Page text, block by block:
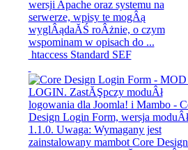
htaccess Standard SEF